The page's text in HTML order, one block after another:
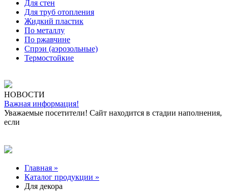
Для стен
Для труб отопления
Жидкий пластик
По металлу
По ржавчине
Спрэи (аэрозольные)
Термостойкие
НОВОСТИ
Важная информация!
Уважаемые посетители! Сайт находится в стадии наполнения,
если
Главная »
Каталог продукции »
Для декора